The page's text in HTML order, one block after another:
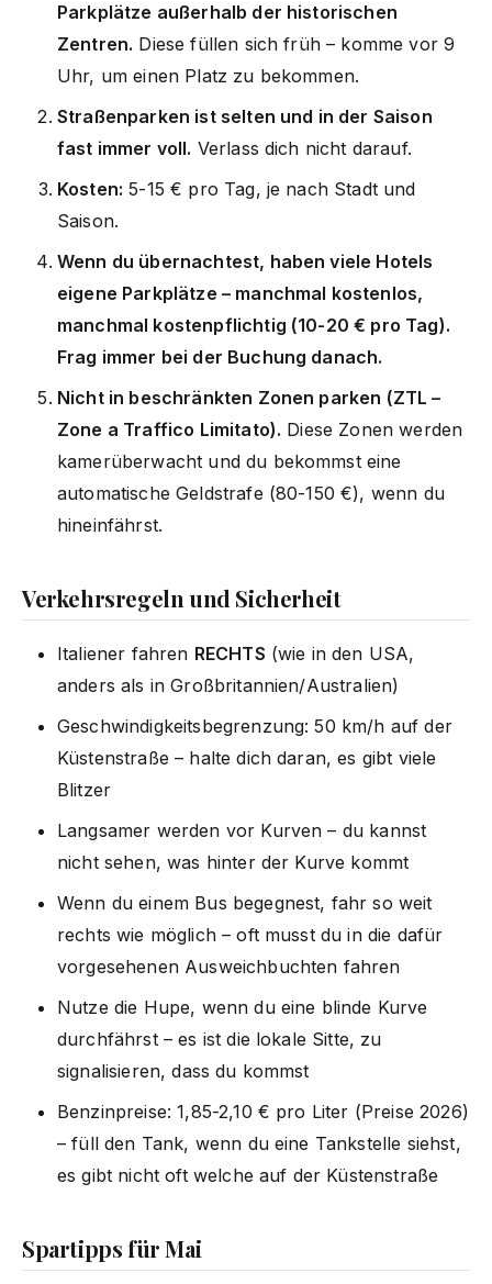
Parkplätze außerhalb der historischen
Zentren. Diese füllen sich früh – komme vor 9
Uhr, um einen Platz zu bekommen.
Straßenparken ist selten und in der Saison
fast immer voll. Verlass dich nicht darauf.
Kosten: 5-15 € pro Tag, je nach Stadt und
Saison.
Wenn du übernachtest, haben viele Hotels
eigene Parkplätze – manchmal kostenlos,
manchmal kostenpflichtig (10-20 € pro Tag).
Frag immer bei der Buchung danach.
Nicht in beschränkten Zonen parken (ZTL –
Zone a Traffico Limitato). Diese Zonen werden
kamerüberwacht und du bekommst eine
automatische Geldstrafe (80-150 €), wenn du
hineinfährst.
Verkehrsregeln und Sicherheit
Italiener fahren RECHTS (wie in den USA,
anders als in Großbritannien/Australien)
Geschwindigkeitsbegrenzung: 50 km/h auf der
Küstenstraße – halte dich daran, es gibt viele
Blitzer
Langsamer werden vor Kurven – du kannst
nicht sehen, was hinter der Kurve kommt
Wenn du einem Bus begegnest, fahr so weit
rechts wie möglich – oft musst du in die dafür
vorgesehenen Ausweichbuchten fahren
Nutze die Hupe, wenn du eine blinde Kurve
durchfährst – es ist die lokale Sitte, zu
signalisieren, dass du kommst
Benzinpreise: 1,85-2,10 € pro Liter (Preise 2026)
– füll den Tank, wenn du eine Tankstelle siehst,
es gibt nicht oft welche auf der Küstenstraße
Spartipps für Mai